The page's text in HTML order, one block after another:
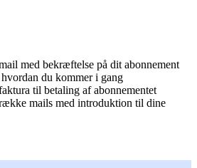
med bekræftelse på dit abonnement
du kommer i gang
til betaling af abonnementet
mails med introduktion til dine